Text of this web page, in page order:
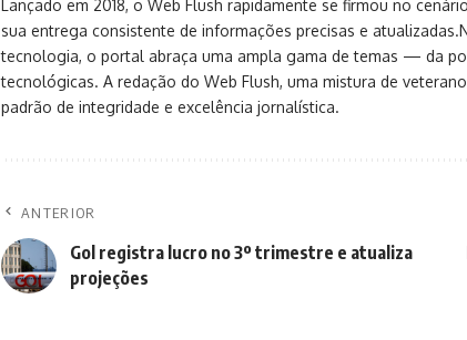
Lançado em 2018, o Web Flush rapidamente se firmou no
sua entrega consistente de informações precisas e
tecnologia, o portal abraça uma ampla gama de temas — da
tecnológicas. A redação do Web Flush, uma mistura de
padrão de integridade e excelência jornalística.
ANTERIOR
Gol registra lucro no 3º trimestre e atualiza
projeções